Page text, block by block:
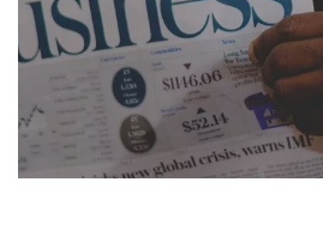
semiconductor industry,
professional experts, and
לחץ לפרטים